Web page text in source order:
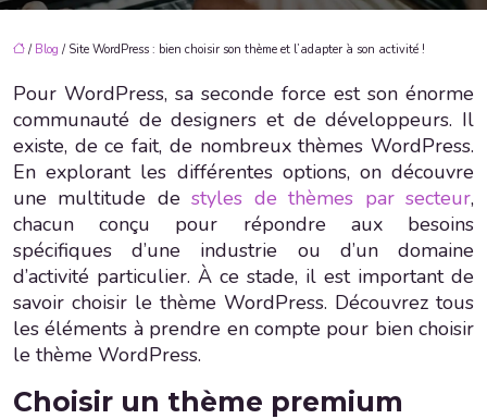
/ Blog / Site WordPress : bien choisir son thème et l’adapter à son activité !
Pour WordPress, sa seconde force est son énorme
communauté de designers et de développeurs. Il
existe, de ce fait, de nombreux thèmes WordPress.
En explorant les différentes options, on découvre
une multitude destyles de thèmes par secteur,
chacun conçu pour répondre aux besoins
spécifiques d’une industrie ou d’un domaine
d’activité particulier. À ce stade, il est important de
savoir choisir le thème WordPress. Découvrez tous
les éléments à prendre en compte pour bien choisir
le thème WordPress.
Choisir un thème premium